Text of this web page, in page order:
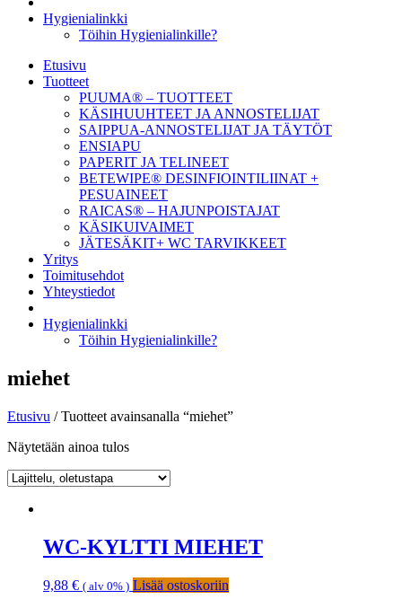
Hygienialinkki
Töihin Hygienialinkille?
Etusivu
Tuotteet
PUUMA® – TUOTTEET
KÄSIHUUHTEET JA ANNOSTELIJAT
SAIPPUA-ANNOSTELIJAT JA TÄYTÖT
ENSIAPU
PAPERIT JA TELINEET
BETEWIPE® DESINFIOINTILIINAT +
PESUAINEET
RAICAS® – HAJUNPOISTAJAT
KÄSIKUIVAIMET
JÄTESÄKIT+ WC TARVIKKEET
Yritys
Toimitusehdot
Yhteystiedot
Hygienialinkki
Töihin Hygienialinkille?
miehet
Etusivu / Tuotteet avainsanalla “miehet”
Näytetään ainoa tulos
WC-KYLTTI MIEHET
9,88 € ( alv 0% ) Lisää ostoskoriin